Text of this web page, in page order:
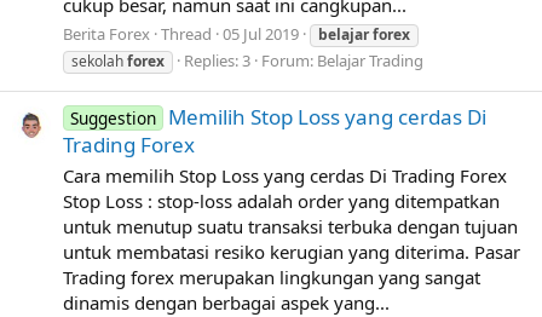
cukup besar, namun saat ini cangkupan...
Berita Forex Thread 05 Jul 2019 belajarforex
sekolahforex Replies: 3 Forum: Belajar Trading
Suggestion Memilih Stop Loss yang cerdas Di
Trading Forex
Cara memilih Stop Loss yang cerdas Di Trading Forex
Stop Loss : stop-loss adalah order yang ditempatkan
untuk menutup suatu transaksi terbuka dengan tujuan
untuk membatasi resiko kerugian yang diterima. Pasar
Trading forex merupakan lingkungan yang sangat
dinamis dengan berbagai aspek yang...